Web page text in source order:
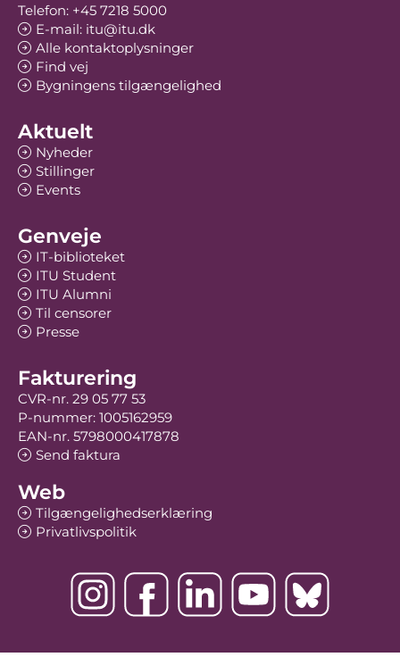
Telefon: +45 7218 5000
E-mail: itu@itu.dk
Alle kontaktoplysninger
Find vej
Bygningens tilgængelighed
Aktuelt
Nyheder
Stillinger
Events
Genveje
IT-biblioteket
ITU Student
ITU Alumni
Til censorer
Presse
Fakturering
CVR-nr. 29 05 77 53
P-nummer: 1005162959
EAN-nr. 5798000417878
Send faktura
Web
Tilgængelighedserklæring
Privatlivspolitik